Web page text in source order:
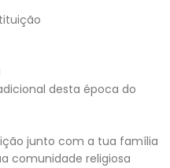
desta época do
junto com a tua família
comunidade religiosa